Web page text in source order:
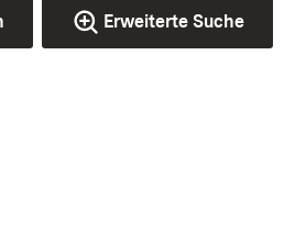
Erweiterte Suche